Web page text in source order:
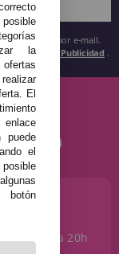
y tendencias por e-mail.
la Política de Publicidad .
y de 17 a 20h
la
El
puede
el
botón